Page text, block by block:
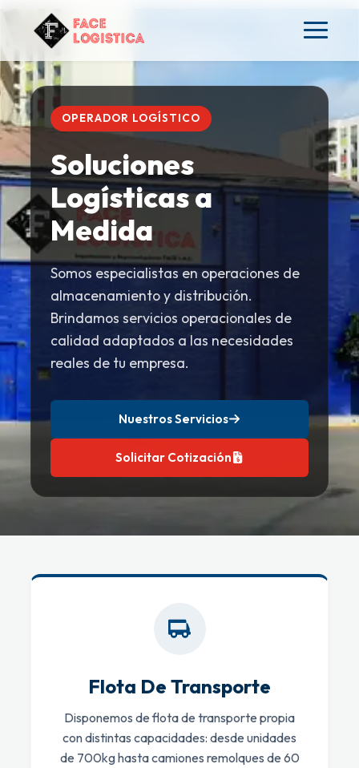
OPERADOR LOGÍSTICO
Soluciones
Logísticas a
Medida
Somos especialistas en operaciones de
almacenamiento y distribución.
Brindamos servicios operacionales de
calidad adaptados a las necesidades
reales de tu empresa.
Nuestros Servicios
Solicitar Cotización
Flota De Transporte
Disponemos de flota de transporte propia
con distintas capacidades: desde unidades
de 700kg hasta camiones remolques de 60